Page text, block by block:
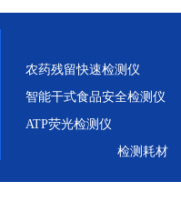
农药残留快速检测仪
智能干式食品安全检测仪
ATP荧光检测仪
检测耗材